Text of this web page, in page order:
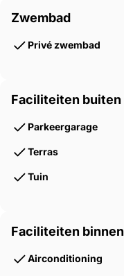
Zwembad
Privé zwembad
Faciliteiten buiten
Parkeergarage
Terras
Tuin
Faciliteiten binnen
Airconditioning